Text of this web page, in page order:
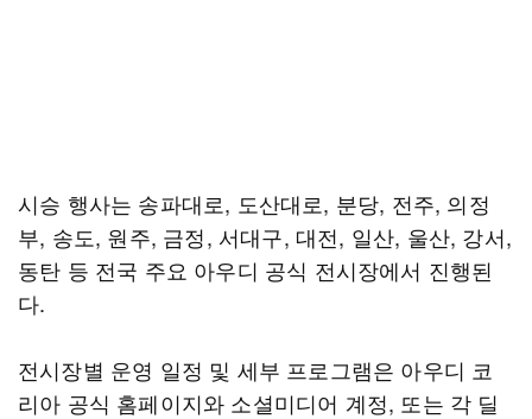
시승 행사는 송파대로, 도산대로, 분당, 전주, 의정
부, 송도, 원주, 금정, 서대구, 대전, 일산, 울산, 강서,
동탄 등 전국 주요 아우디 공식 전시장에서 진행된
다.
전시장별 운영 일정 및 세부 프로그램은 아우디 코
리아 공식 홈페이지와 소셜미디어 계정, 또는 각 딜